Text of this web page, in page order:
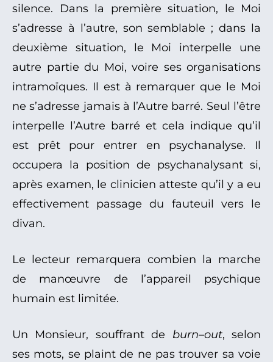
silence. Dans la première situation, le Moi
s’adresse à l’autre, son semblable ; dans la
deuxième situation, le Moi interpelle une
autre partie du Moi, voire ses organisations
intramoïques. Il est à remarquer que le Moi
ne s’adresse jamais à l’Autre barré. Seul l’être
interpelle l’Autre barré et cela indique qu’il
est prêt pour entrer en psychanalyse. Il
occupera la position de psychanalysant si,
après examen, le clinicien atteste qu’il y a eu
effectivement passage du fauteuil vers le
divan.
Le lecteur remarquera combien la marche
de manœuvre de l’appareil psychique
humain est limitée.
Un Monsieur, souffrant de burn–out, selon
ses mots, se plaint de ne pas trouver sa voie